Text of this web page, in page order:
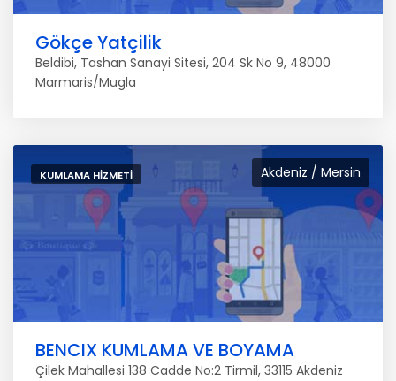
Gökçe Yatçilik
Beldibi, Tashan Sanayi Sitesi, 204 Sk No 9, 48000
Marmaris/Mugla
Akdeniz / Mersin
KUMLAMA HIZMETI
BENCIX KUMLAMA VE BOYAMA
Çilek Mahallesi 138 Cadde No:2 Tirmil, 33115 Akdeniz